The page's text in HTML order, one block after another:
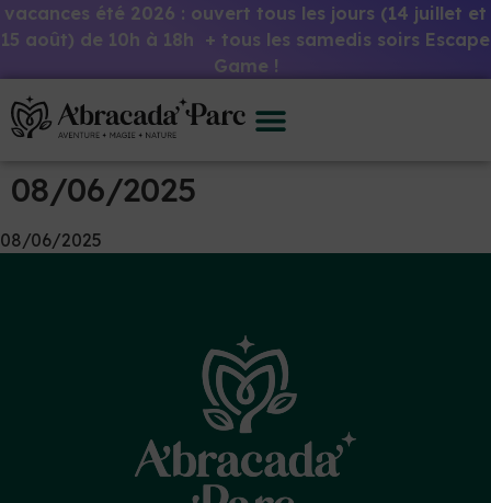
vacances été 2026 : ouvert tous les jours (14 juillet et
15 août) de 10h à 18h + tous les samedis soirs Escape
Game !
08/06/2025
08/06/2025